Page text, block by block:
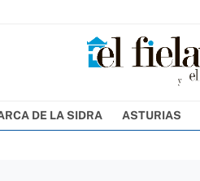
DE LA SIDRA ASTURIAS